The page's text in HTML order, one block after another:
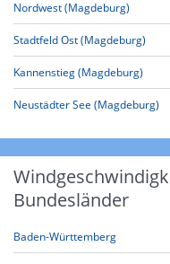
Nordwest (Magdeburg)
Stadtfeld Ost (Magdeburg)
Kannenstieg (Magdeburg)
Neustädter See (Magdeburg)
Bundesländer
Baden-Württemberg